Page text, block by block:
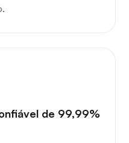
de 99,99%